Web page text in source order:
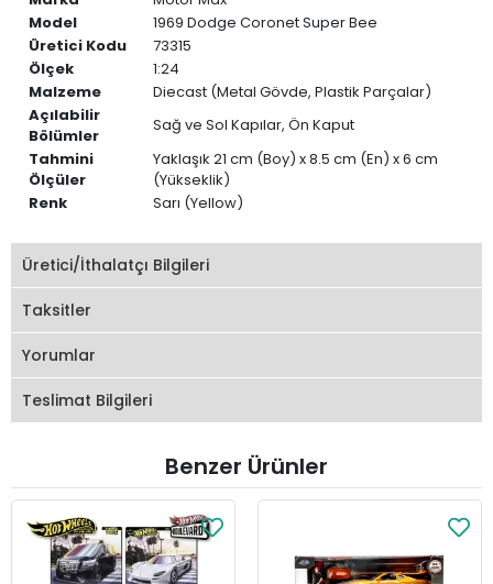
Model
1969 Dodge Coronet Super Bee
Üretici Kodu
73315
Ölçek
1:24
Malzeme
Diecast (Metal Gövde, Plastik Parçalar)
Açılabilir
Bölümler
Sağ ve Sol Kapılar, Ön Kaput
Tahmini
Ölçüler
Yaklaşık 21 cm (Boy) x 8.5 cm (En) x 6 cm
(Yükseklik)
Renk
Sarı (Yellow)
Üretici/İthalatçı Bilgileri
Taksitler
Yorumlar
Teslimat Bilgileri
Benzer Ürünler